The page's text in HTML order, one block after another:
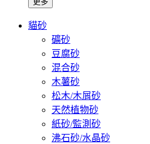
貓砂
礦砂
豆腐砂
混合砂
木薯砂
松木/木屑砂
天然植物砂
紙砂/監測砂
沸石砂/水晶砂